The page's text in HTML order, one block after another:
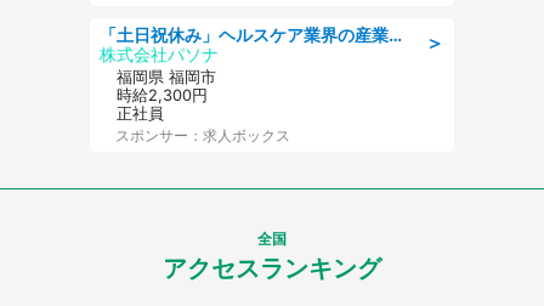
＞
「土日祝休み」ヘルスケア業界の産業保健師/高時給/未経験OK/要資格:保健師、正看護師
株式会社パソナ
福岡県 福岡市
時給2,300円
正社員
スポンサー：求人ボックス
全国
アクセスランキング